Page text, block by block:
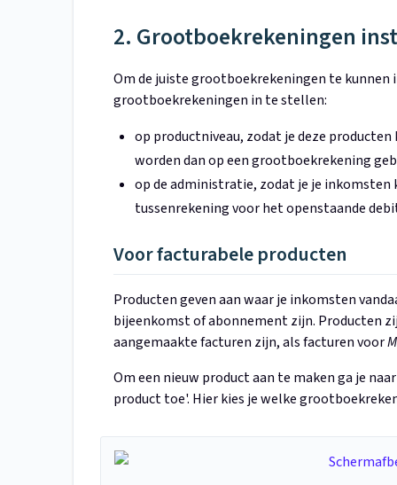
2. Grootboekrekeningen
Om de juiste grootboekrekeningen te
grootboekrekeningen in te stellen:
op productniveau, zodat je deze
worden dan op een grootboekrekening
op de administratie, zodat je je inkomsten
tussenrekening voor het openstaande
Voor facturabele producten
Producten geven aan waar je inkomsten
bijeenkomst of abonnement zijn. Producten
aangemaakte facturen zijn, als facturen voor
Om een nieuw product aan te maken ga je naar
product toe'. Hier kies je welke